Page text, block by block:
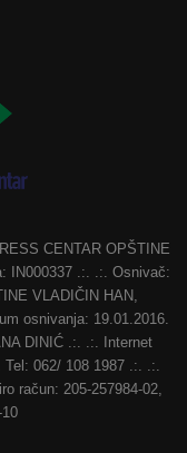
CENTAR OPŠTINE
IN000337 .:. .:. Osnivač:
VLADIČIN HAN,
osnivanja: 19.01.2016.
DINIĆ .:. .:. Internet
062/ 108 1987 .:. .:.
račun: 205-257984-02,